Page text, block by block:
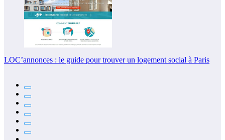
LOC’annonces : le guide pour trouver un logement social à Paris